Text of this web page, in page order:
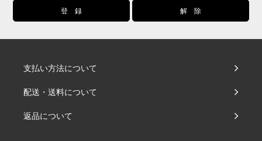
支払い方法について
配送・送料について
返品について